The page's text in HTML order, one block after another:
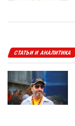
СТАТЬИ И АНАЛИТИКА